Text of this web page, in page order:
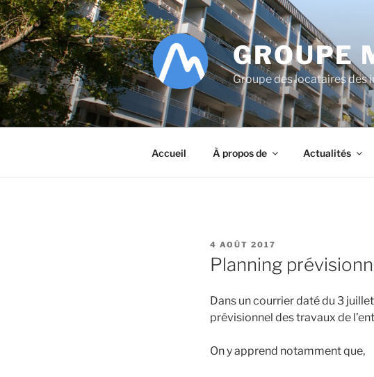
Aller
au
contenu
principal
GROUPE
Groupe des locataires des
Accueil À propos de Actualités
PUBLIÉ
LE
4 AOÛT 2017
Planning
Dans un courrier daté du 3
prévisionnel des travaux de
On y apprend notamment que,